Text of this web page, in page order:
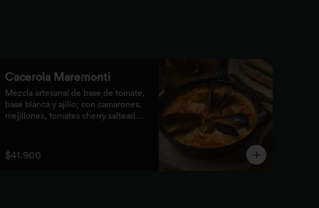
Cacerola Maremonti
Mezcla artesanal de base de tomate,
base blanca y ajillo; con camarones,
mejillones, tomates cherry salteados
tostones de pan focaccia con pesto
verde rústico.
$41.900